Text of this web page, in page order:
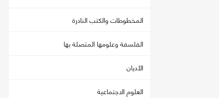
المخطوطات والكتب النادرة
الفلسفة وعلومها المتصلة بها
الأديان
العلوم الاجتماعية